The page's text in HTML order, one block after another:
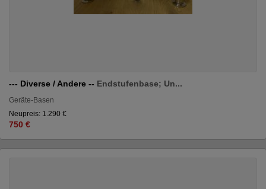
--- Diverse / Andere -- Endstufenbase; Un...
Geräte-Basen
Neupreis: 1.290 €
750 €